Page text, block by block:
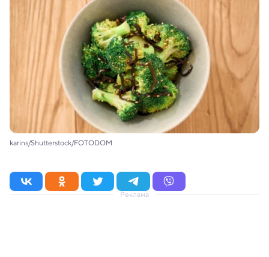
karins/Shutterstock/FOTODOM
Реклама